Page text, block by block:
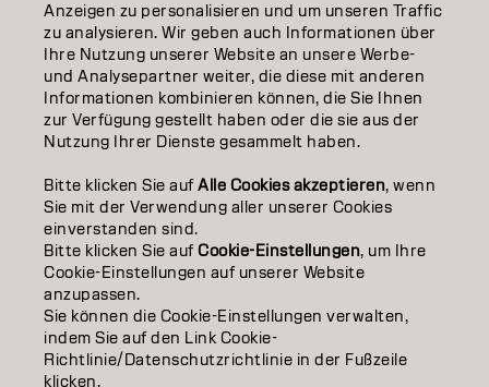
ÜBER
SALON FINDER
PARTNER WERDEN
ImpressumDatenschutzerklärungAGBCookie Policy
NutzungsbedingungenBarrierefreiheitserklärung
DE | German
Anzeigen zu personalisieren und um unseren Traffic
zu analysieren. Wir geben auch Informationen über
Ihre Nutzung unserer Website an unsere Werbe-
und Analysepartner weiter, die diese mit anderen
Informationen kombinieren können, die Sie Ihnen
zur Verfügung gestellt haben oder die sie aus der
Nutzung Ihrer Dienste gesammelt haben.
Bitte klicken Sie aufAlle Cookies akzeptieren, wenn
Sie mit der Verwendung aller unserer Cookies
einverstanden sind.
Bitte klicken Sie aufCookie-Einstellungen, um Ihre
Cookie-Einstellungen auf unserer Website
anzupassen.
Sie können die Cookie-Einstellungen verwalten,
indem Sie auf den Link Cookie-
Richtlinie/Datenschutzrichtlinie in der Fußzeile
klicken.